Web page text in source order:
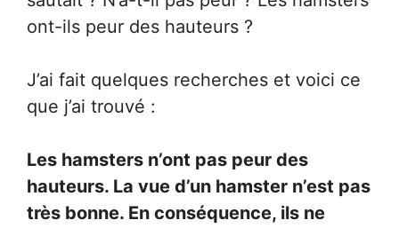
ont-ils peur des hauteurs ?
J’ai fait quelques recherches et voici ce
que j’ai trouvé :
Les hamsters n’ont pas peur des
hauteurs. La vue d’un hamster n’est pas
très bonne. En conséquence, ils ne